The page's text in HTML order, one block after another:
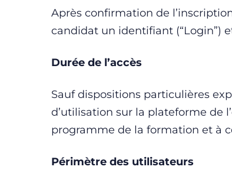
Après confirmation de
candidat un identifiant (“Login”)
Durée de l’accès
Sauf dispositions particulières
d’utilisation sur la plateforme de
programme de la formation et à
Périmètre des utilisateurs